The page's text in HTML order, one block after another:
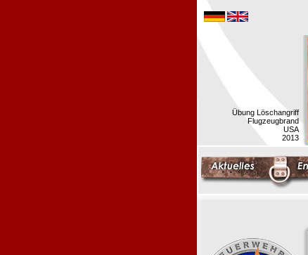
Übung Löschangriff
Flugzeugbrand
USA
2013